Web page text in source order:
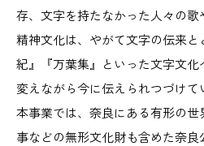
存、文字を持たなかった人々の
精神文化は、やがて文字の伝来
紀』『万葉集』といった文字文
変えながら今に伝えられつづけて
本事業では、奈良にある有形の
事などの無形文化財も含めた奈